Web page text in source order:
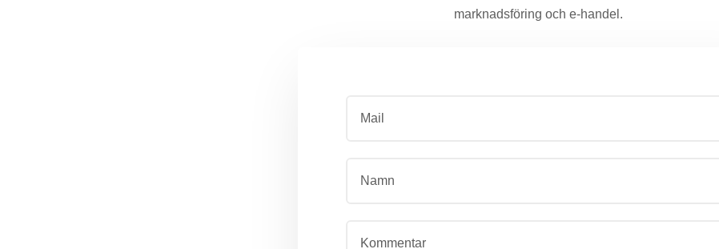
marknadsföring och e-handel.